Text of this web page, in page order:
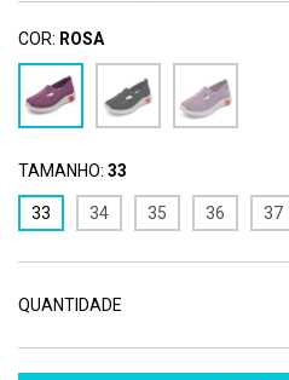
COR: ROSA
TAMANHO: 33
33 34 35 36 37
QUANTIDADE